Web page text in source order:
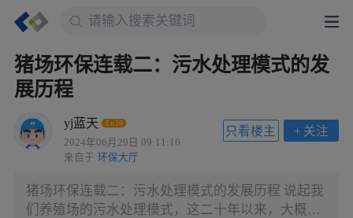
猪场环保连载二：污水处理模式的发
展历程
yj蓝天 Lv.16
2024年06月29日 09:11:16
来自于 环保大厅
+ 关注
只看楼主
猪场环保连载二：污水处理模式的发展历程 说起我
们养殖场的污水处理模式，这二十年以来，大概经